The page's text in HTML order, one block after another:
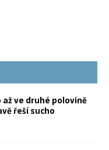
ve druhé polovině
řeší sucho